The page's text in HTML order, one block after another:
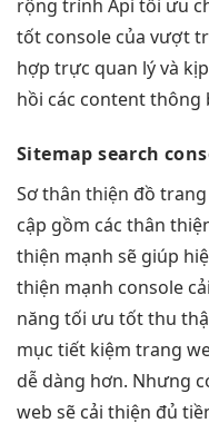
rộng trình Api tối ưu
tốt console của vượt
hợp trực quan lý và kịp
hồi các content thông
Sitemap search
Sơthân thiện đồ trang
cập gồm các thân
thiện mạnh sẽ giúp
thiện mạnh console cải
năng tối ưu tốtthu
mục tiết kiệm trang
dễ dàng hơn. Nhưng
web sẽ cải thiện đủ